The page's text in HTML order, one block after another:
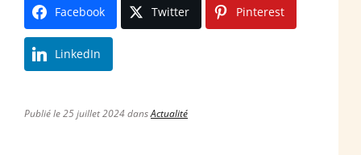
Facebook Twitter Pinterest
LinkedIn
Publié le 25 juillet 2024 dansActualité